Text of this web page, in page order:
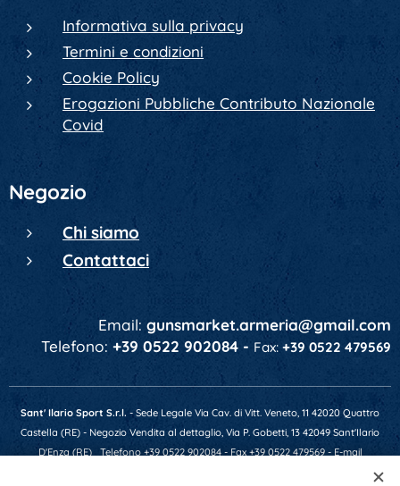
Informativa sulla privacy
Termini e condizioni
Cookie Policy
Erogazioni Pubbliche Contributo Nazionale
Covid
Negozio
Chi siamo
Contattaci
Email: gunsmarket.armeria@gmail.com
Telefono: +39 0522 902084 - Fax: +39 0522 479569
Sant' Ilario Sport S.r.l. - Sede Legale Via Cav. di Vitt. Veneto, 11 42020 Quattro
Castella (RE) - Negozio Vendita al dettaglio, Via P. Gobetti, 13 42049 Sant'Ilario
D'Enza (RE) Telefono +39 0522 902084 - Fax +39 0522 479569 - E-mail
gunsmarket.armeria@gmail.com - P.IVA 01641520356 - Numero REA RE-201607 -